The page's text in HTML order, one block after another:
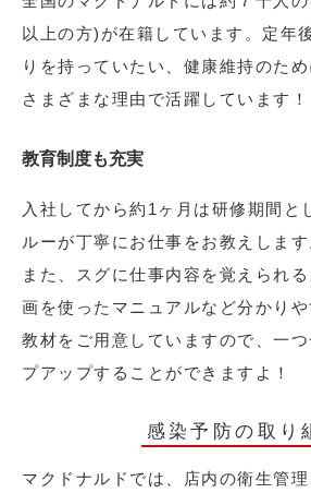
以上の方)が在籍しています。定年
りを持っていたい、健康維持のた
さまざまな理由で活躍しています！
教育制度も充実
入社してから約1ヶ月は研修期間と
ルーが丁寧にお仕事をお教えします
また、スグに仕事内容を覚えられ
画を使ったマニュアルなど分かり
教材をご用意していますので、一
プアップすることができますよ！
感染予防の取り
マクドナルドでは、店内の衛生管